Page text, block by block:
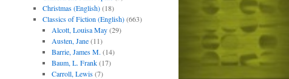
Christmas (English)(18)
Classics of Fiction (English)(663)
Alcott, Louisa May(29)
Austen, Jane(11)
Barrie, James M. (14)
Baum, L. Frank(17)
Carroll, Lewis(7)